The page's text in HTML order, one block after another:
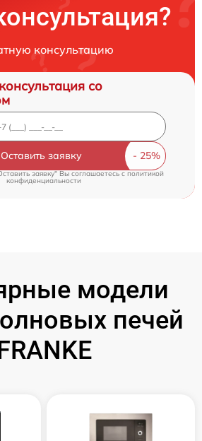
консультацию
со
Оставить заявку
заявку" Вы соглашаетесь cполитикой
конфиденциальности
модели
печей